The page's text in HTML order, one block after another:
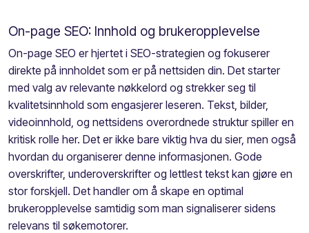
On-page SEO: Innhold og brukeropplevelse
On-page SEO er hjertet i SEO-strategien og fokuserer
direkte på innholdet som er på nettsiden din. Det starter
med valg av relevante nøkkelord og strekker seg til
kvalitetsinnhold som engasjerer leseren. Tekst, bilder,
videoinnhold, og nettsidens overordnede struktur spiller en
kritisk rolle her. Det er ikke bare viktig hva du sier, men også
hvordan du organiserer denne informasjonen. Gode
overskrifter, underoverskrifter og lettlest tekst kan gjøre en
stor forskjell. Det handler om å skape en optimal
brukeropplevelse samtidig som man signaliserer sidens
relevans til søkemotorer.